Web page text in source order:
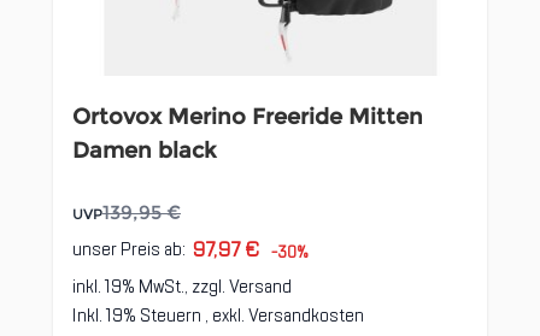
Ortovox Merino Freeride Mitten
Damen black
UVP139,95 €
unser Preis ab: 97,97 € -30%
inkl. 19% MwSt., zzgl.Versand
Inkl. 19% Steuern , exkl.Versandkosten